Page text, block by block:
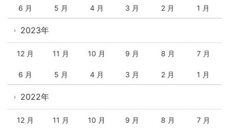
6 月 5 月 4 月 3 月 2 月 1 月
2023年
12 月 11 月 10 月 9 月 8 月 7 月
6 月 5 月 4 月 3 月 2 月 1 月
2022年
12 月 11 月 10 月 9 月 8 月 7 月